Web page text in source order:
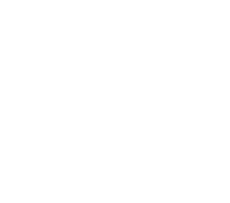
autour de Fresnes
des modèles polyvalents :
familles et trajets périurbains.
pour réduire les coûts de
à faibles émissions.
d'occasion, souvent importées
un confort supérieur.
la circulation et le